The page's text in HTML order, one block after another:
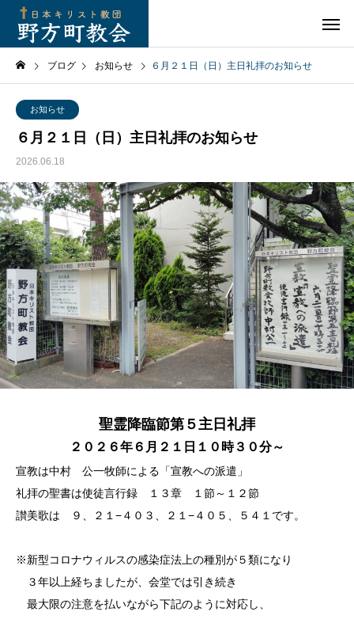
ブログ お知らせ ６月２１日（日）主日礼拝のお知らせ
お知らせ
６月２１日（日）主日礼拝のお知らせ
2026.06.18
聖霊降臨節第５主日礼拝
２０２６年６月２１日１０時３０分～
宣教は中村 公一牧師による「宣教への派遣」
礼拝の聖書は使徒言行録 １３章 １節～１２節
讃美歌は ９、２１−４０３、２１−４０５、５４１です。
※新型コロナウィルスの感染症法上の種別が５類になり
３年以上経ちましたが、会堂では引き続き
最大限の注意を払いながら下記のように対応し、